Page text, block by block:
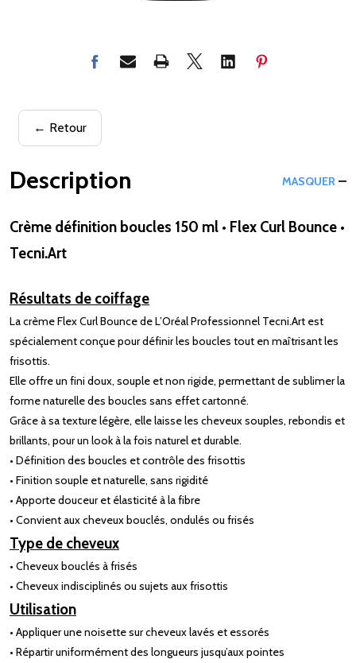
← Retour
Description MASQUER
Crème définition boucles 150 ml • Flex Curl Bounce •
Tecni.Art
Résultats de coiffage
La crème Flex Curl Bounce de L’Oréal Professionnel Tecni.Art est
spécialement conçue pour définir les boucles tout en maîtrisant les
frisottis.
Elle offre un fini doux, souple et non rigide, permettant de sublimer la
forme naturelle des boucles sans effet cartonné.
Grâce à sa texture légère, elle laisse les cheveux souples, rebondis et
brillants, pour un look à la fois naturel et durable.
• Définition des boucles et contrôle des frisottis
• Finition souple et naturelle, sans rigidité
• Apporte douceur et élasticité à la fibre
• Convient aux cheveux bouclés, ondulés ou frisés
Type de cheveux
• Cheveux bouclés à frisés
• Cheveux indisciplinés ou sujets aux frisottis
Utilisation
• Appliquer une noisette sur cheveux lavés et essorés
• Répartir uniformément des longueurs jusqu’aux pointes